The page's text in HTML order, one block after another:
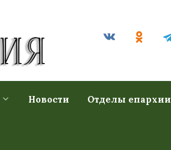
Новости Отделы епархии